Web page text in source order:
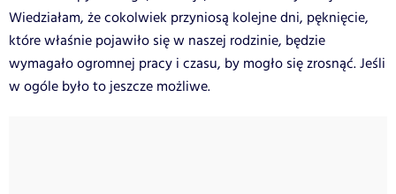
Wiedziałam, że cokolwiek przyniosą kolejne dni, pęknięcie,
które właśnie pojawiło się w naszej rodzinie, będzie
wymagało ogromnej pracy i czasu, by mogło się zrosnąć. Jeśli
w ogóle było to jeszcze możliwe.